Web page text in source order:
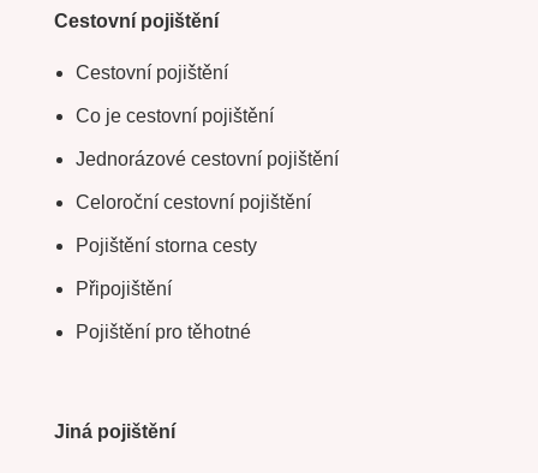
Cestovní pojištění
Cestovní pojištění
Co je cestovní pojištění
Jednorázové cestovní pojištění
Celoroční cestovní pojištění
Pojištění storna cesty
Připojištění
Pojištění pro těhotné
Jiná pojištění